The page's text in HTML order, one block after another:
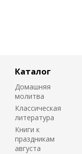
Каталог
Домашняя
молитва
Классическая
литература
Книги к
праздникам
августа